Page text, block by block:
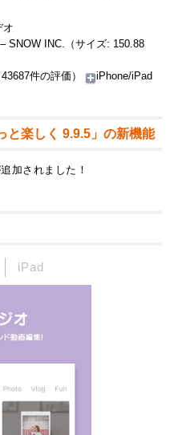
オ
SNOW INC.（サイズ: 150.88
43687件の評価）
iPhone/iPad
と楽しく 9.9.5」の新機能
加されました！
iPad